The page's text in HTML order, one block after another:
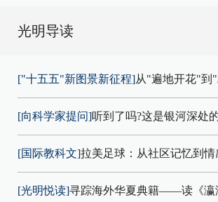
光明导读
["十五五"新图景新征程]从"遍地开花"到
[向科学家提问]听到了吗?这是银河深处
[国际教科文]拉美足球：从社区记忆到情
[光明悦读]寻踪海外华夏典籍——读《瀛